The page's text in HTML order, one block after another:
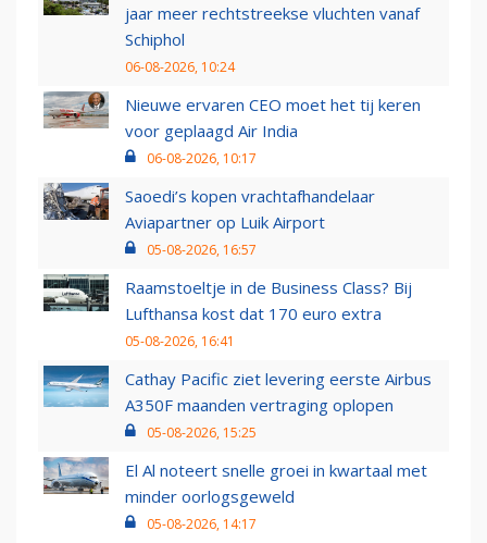
jaar meer rechtstreekse vluchten vanaf
Schiphol
06-08-2026, 10:24
Nieuwe ervaren CEO moet het tij keren
voor geplaagd Air India
06-08-2026, 10:17
Saoedi’s kopen vrachtafhandelaar
Aviapartner op Luik Airport
05-08-2026, 16:57
Raamstoeltje in de Business Class? Bij
Lufthansa kost dat 170 euro extra
05-08-2026, 16:41
Cathay Pacific ziet levering eerste Airbus
A350F maanden vertraging oplopen
05-08-2026, 15:25
El Al noteert snelle groei in kwartaal met
minder oorlogsgeweld
05-08-2026, 14:17